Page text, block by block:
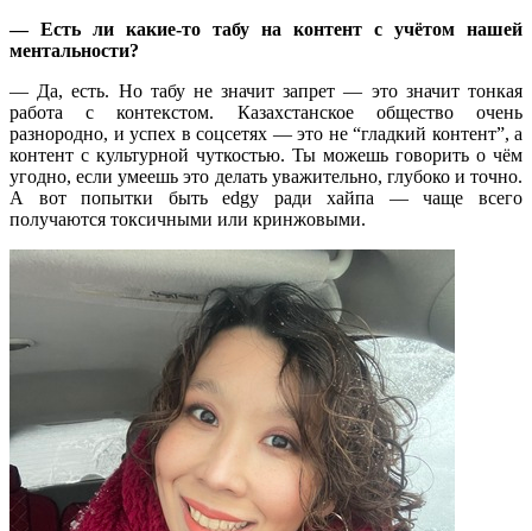
— Есть ли какие-то табу на контент с учётом нашей
ментальности?
— Да, есть. Но табу не значит запрет — это значит тонкая
работа с контекстом. Казахстанское общество очень
разнородно, и успех в соцсетях — это не “гладкий контент”, а
контент с культурной чуткостью. Ты можешь говорить о чём
угодно, если умеешь это делать уважительно, глубоко и точно.
А вот попытки быть edgy ради хайпа — чаще всего
получаются токсичными или кринжовыми.